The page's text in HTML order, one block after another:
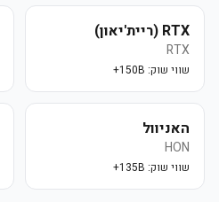
RTX (ריית'יאון)
RTX
שווי שוק: 150B+
האניוול
HON
שווי שוק: 135B+